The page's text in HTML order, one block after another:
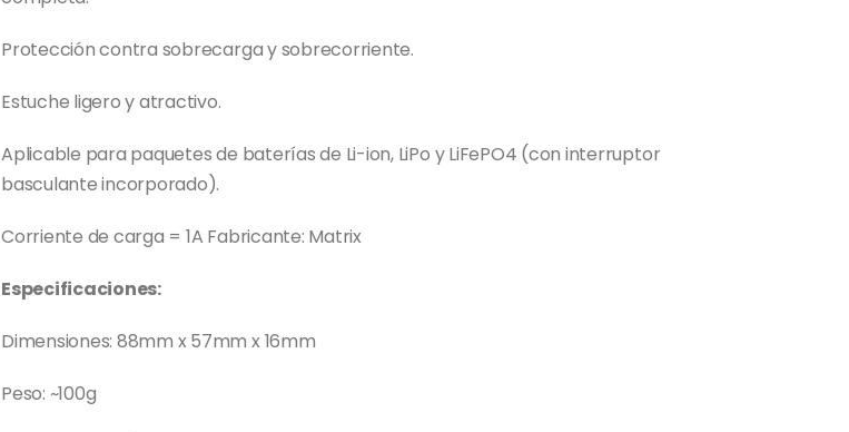
Protección contra sobrecarga y sobrecorriente.
Estuche ligero y atractivo.
Aplicable para paquetes de baterías de Li-ion, LiPo y LiFePO4 (con interruptor
basculante incorporado).
Corriente de carga = 1A Fabricante: Matrix
Especificaciones:
Dimensiones: 88mm x 57mm x 16mm
Peso: ~100g